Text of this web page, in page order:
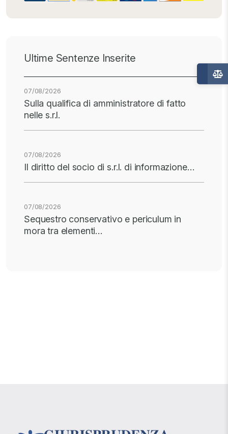
Ultime Sentenze Inserite
07/08/2026
Sulla qualifica di amministratore di fatto
nelle s.r.l.
07/08/2026
Il diritto del socio di s.r.l. di informazione…
07/08/2026
Sequestro conservativo e periculum in
mora tra elementi…